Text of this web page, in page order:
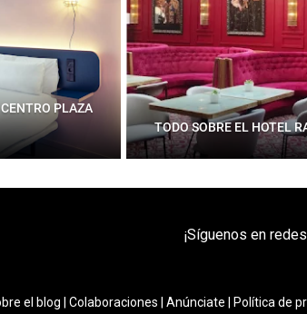
PLAZA
TODO SOBRE EL HOTEL
¡Síguenos en
el blog Colaboraciones Anúnciate Política de